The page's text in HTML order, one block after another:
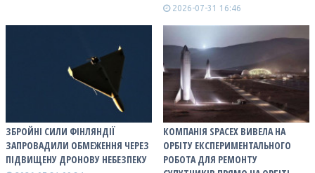
2026-07-31 16:46
ЗБРОЙНІ СИЛИ ФІНЛЯНДІЇ
ЗАПРОВАДИЛИ ОБМЕЖЕННЯ ЧЕРЕЗ
ПІДВИЩЕНУ ДРОНОВУ НЕБЕЗПЕКУ
КОМПАНІЯ SPACEX ВИВЕЛА НА
ОРБІТУ ЕКСПЕРИМЕНТАЛЬНОГО
РОБОТА ДЛЯ РЕМОНТУ